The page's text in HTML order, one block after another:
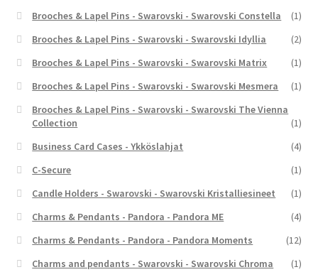
Brooches & Lapel Pins - Swarovski - Swarovski Constella
(1)
Brooches & Lapel Pins - Swarovski - Swarovski Idyllia
(2)
Brooches & Lapel Pins - Swarovski - Swarovski Matrix
(1)
Brooches & Lapel Pins - Swarovski - Swarovski Mesmera
(1)
Brooches & Lapel Pins - Swarovski - Swarovski The Vienna
Collection
(1)
Business Card Cases - Ykköslahjat
(4)
C-Secure
(1)
Candle Holders - Swarovski - Swarovski Kristalliesineet
(1)
Charms & Pendants - Pandora - Pandora ME
(4)
Charms & Pendants - Pandora - Pandora Moments
(12)
Charms and pendants - Swarovski - Swarovski Chroma
(1)